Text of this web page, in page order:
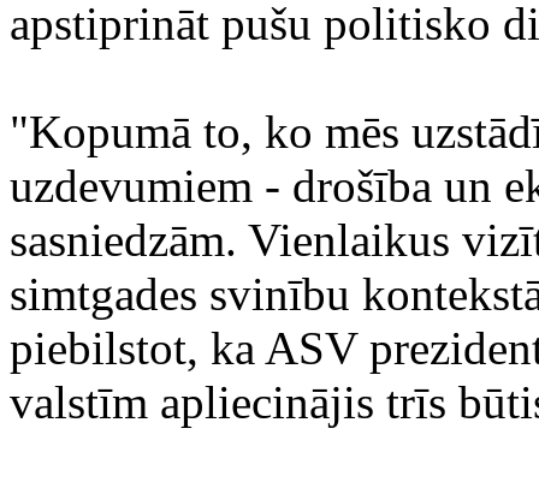
apstiprināt pušu politisko
"Kopumā to, ko mēs
uzdevumiem - drošība un
sasniedzām. Vienlaikus
simtgades svinību
piebilstot, ka ASV
valstīm apliecinājis trīs